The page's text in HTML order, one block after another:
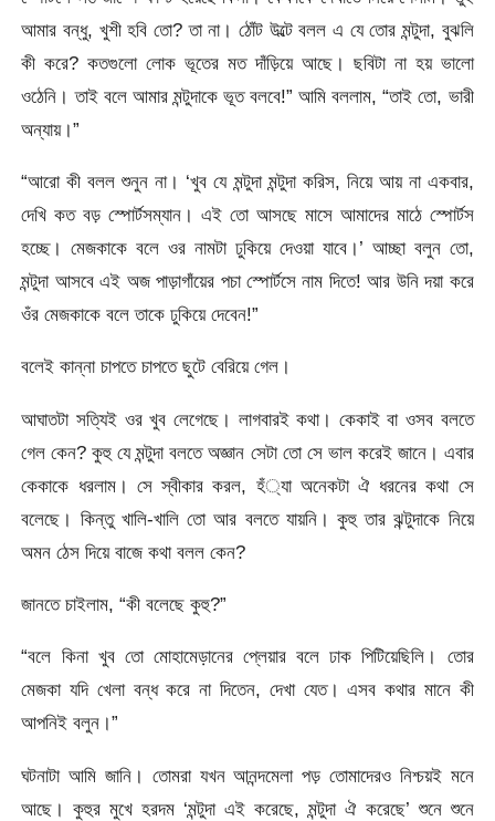
আমার বন্ধু, খুশী হবি তো? তা না। ঠোঁট উল্টে বলল এ যে তোর মন্টুদা, বুঝলি
কী করে? কতগুলো লোক ভূতের মত দাঁড়িয়ে আছে। ছবিটা না হয় ভালো
ওঠেনি। তাই বলে আমার মন্টুদাকে ভূত বলবে!” আমি বললাম, “তাই তো, ভারী
অন্যায়।”
“আরো কী বলল শুনুন না। ‘খুব যে মন্টুদা মন্টুদা করিস, নিয়ে আয় না একবার,
দেখি কত বড় স্পোর্টসম্যান। এই তো আসছে মাসে আমাদের মাঠে স্পোর্টস
হচ্ছে। মেজকাকে বলে ওর নামটা ঢুকিয়ে দেওয়া যাবে।’ আচ্ছা বলুন তো,
মন্টুদা আসবে এই অজ পাড়াগাঁয়ের পচা স্পোর্টসে নাম দিতে! আর উনি দয়া করে
ওঁর মেজকাকে বলে তাকে ঢুকিয়ে দেবেন!”
বলেই কান্না চাপতে চাপতে ছুটে বেরিয়ে গেল।
আঘাতটা সত্যিই ওর খুব লেগেছে। লাগবারই কথা। কেকাই বা ওসব বলতে
গেল কেন? কুহু যে মন্টুদা বলতে অজ্ঞান সেটা তো সে ভাল করেই জানে। এবার
কেকাকে ধরলাম। সে স্বীকার করল, হঁ্যা অনেকটা ঐ ধরনের কথা সে
বলেছে। কিন্তু খালি-খালি তো আর বলতে যায়নি। কুহু তার ঝন্টুদাকে নিয়ে
অমন ঠেস দিয়ে বাজে কথা বলল কেন?
জানতে চাইলাম, “কী বলেছে কুহু?”
“বলে কিনা খুব তো মোহামেড়ানের প্লেয়ার বলে ঢাক পিটিয়েছিলি। তোর
মেজকা যদি খেলা বন্ধ করে না দিতেন, দেখা যেত। এসব কথার মানে কী
আপনিই বলুন।”
ঘটনাটা আমি জানি। তোমরা যখন আনন্দমেলা পড় তোমাদেরও নিশ্চয়ই মনে
আছে। কুহুর মুখে হরদম ‘মন্টুদা এই করেছে, মন্টুদা ঐ করেছে’ শুনে শুনে